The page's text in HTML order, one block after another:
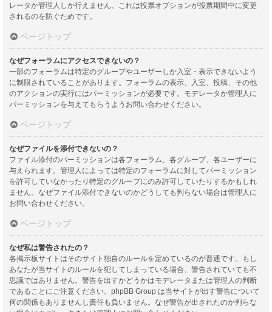
レータか管理人しか行えません。これは投票オプションが投票期間中に変更
されるのを防ぐためです。
ページトップ
なぜフォーラムにアクセスできないの？
一部のフォーラムは特定のグループやユーザーしか入室・表示できないよう
に制限されていることがあります。フォーラムの表示、入室、投稿、その他
のアクションの実行にはパーミッションが必要です。モデレータか管理人に
パーミッションを与えてもらうようお問い合わせください。
ページトップ
なぜファイルを添付できないの？
ファイル添付のパーミッションは各フォーラム、各グループ、各ユーザーに
与えられます。管理人によっては特定のフォーラムに対してパーミッション
を許可していなかったり特定のグループにのみ許可していたりするかもしれ
ません。なぜファイル添付できないのかどうしても判らない場合は管理人に
お問い合わせください。
ページトップ
なぜ私は警告されたの？
各掲示板サイトはそのサイト独自のルールを定めているのが普通です。もし
あなたが当サイトのルールを犯してしまっている場合、警告されていても不
思議ではありません。警告を出すかどうかはモデレータまたは管理人の判断
であることにご注意ください。phpBB Group は当サイトが出す警告について
何の関係もありませんし責任も負いません。なぜ警告が出されたのか判らな